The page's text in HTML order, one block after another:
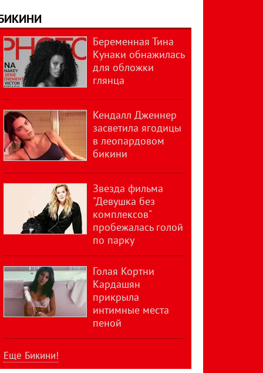
Беременная Тина
Кунаки обнажилась
для обложки
глянца
Кендалл Дженнер
засветила ягодицы
в леопардовом
бикини
Звезда фильма
"Девушка без
комплексов"
пробежалась голой
по парку
Голая Кортни
Кардашян
прикрыла
интимные места
пеной
Еще Бикини!